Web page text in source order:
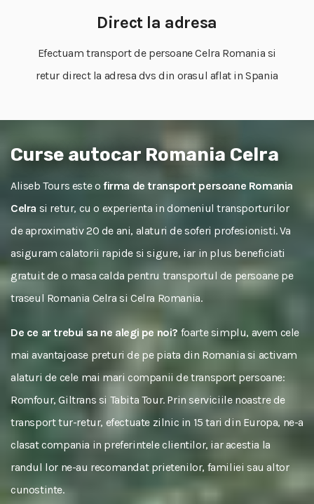
Direct la adresa
Efectuam transport de persoane Celra Romania si
retur direct la adresa dvs din orasul aflat in Spania
Curse autocar Romania Celra
Aliseb Tours este o firma de transport persoane Romania
Celra si retur, cu o experienta in domeniul transporturilor
de aproximativ 20 de ani, alaturi de soferi profesionisti. Va
asiguram calatorii rapide si sigure, iar in plus beneficiati
gratuit de o masa calda pentru transportul de persoane pe
traseul Romania Celra si Celra Romania.
De ce ar trebui sa ne alegi pe noi? foarte simplu, avem cele
mai avantajoase preturi de pe piata din Romania si activam
alaturi de cele mai mari companii de transport persoane:
Romfour, Giltrans si Tabita Tour. Prin serviciile noastre de
transport tur-retur, efectuate zilnic in 15 tari din Europa, ne-a
clasat compania in preferintele clientilor, iar acestia la
randul lor ne-au recomandat prietenilor, familiei sau altor
cunostinte.